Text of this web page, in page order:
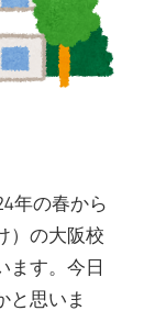
年の春から
）の大阪校
ます。今日
と思いま